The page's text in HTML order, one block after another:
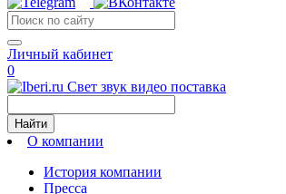
Личный кабинет
0
Свет звук видео поставка
Найти
О компании
История компании
Пресса